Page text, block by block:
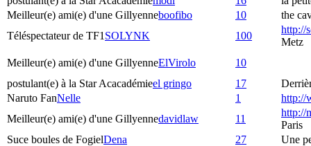
Meilleur(e) ami(e) d'une Gillyenneboofibo 10
the
Téléspectateur de TF1 SOLYNK 100
http://
Metz
Meilleur(e) ami(e) d'une GillyenneElVirolo
10
postulant(e) à la Star Acacadémieel gringo 17
Naruto FanNelle 1
http://
Meilleur(e) ami(e) d'une Gillyennedavidlaw 11
http://
Paris
Suce boules de FogielDena 27
Une